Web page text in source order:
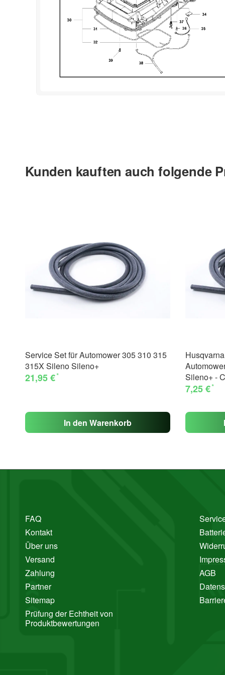
Kunden kauften auch folgende
Service Set für Automower 305 310 315
315X Sileno Sileno+
21,95 €*
In den Warenkorb
Sileno+ -
7,25 €*
FAQ
Kontakt
Über uns
Versand
Zahlung
Partner
Sitemap
Prüfung der Echtheit von
Produktbewertungen
AGB